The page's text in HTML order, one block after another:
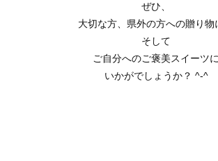
ぜひ、
大切な方、県外の方への贈り物
そして
ご自分へのご褒美スイーツに
いかがでしょうか？ ^-^